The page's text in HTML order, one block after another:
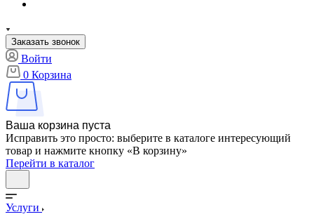
Заказать звонок
Войти
0 Корзина
Ваша корзина пуста
Исправить это просто: выберите в каталоге интересующий
товар и нажмите кнопку «В корзину»
Перейти в каталог
Услуги